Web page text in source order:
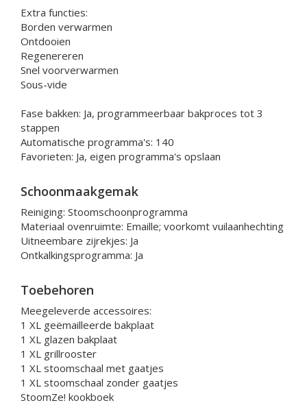
Extra functies:
Borden verwarmen
Ontdooien
Regenereren
Snel voorverwarmen
Sous-vide
Fase bakken: Ja, programmeerbaar bakproces tot 3
stappen
Automatische programma's: 140
Favorieten: Ja, eigen programma's opslaan
Schoonmaakgemak
Reiniging: Stoomschoonprogramma
Materiaal ovenruimte: Emaille; voorkomt vuilaanhechting
Uitneembare zijrekjes: Ja
Ontkalkingsprogramma: Ja
Toebehoren
Meegeleverde accessoires:
1 XL geëmailleerde bakplaat
1 XL glazen bakplaat
1 XL grillrooster
1 XL stoomschaal met gaatjes
1 XL stoomschaal zonder gaatjes
StoomZe! kookboek